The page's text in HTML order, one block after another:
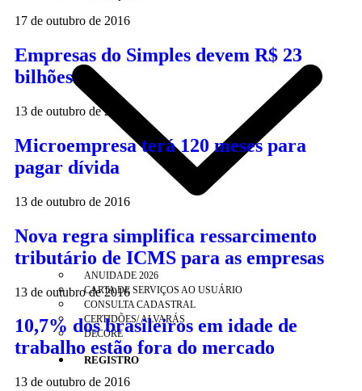
ANUIDADE 2026
CARTA DE SERVIÇOS AO USUÁRIO
CONSULTA CADASTRAL
CERTIDÕES/ ALVARÁS
DECORE
REGISTRO
17 de outubro de 2016
Empresas do Simples devem R$ 23
bilhões
13 de outubro de 2016
Microempresa terá 120 meses para
pagar dívida
13 de outubro de 2016
Nova regra simplifica ressarcimento
tributário de ICMS para as empresas
13 de outubro de 2016
10,7% dos brasileiros em idade de
trabalho estão fora do mercado
13 de outubro de 2016